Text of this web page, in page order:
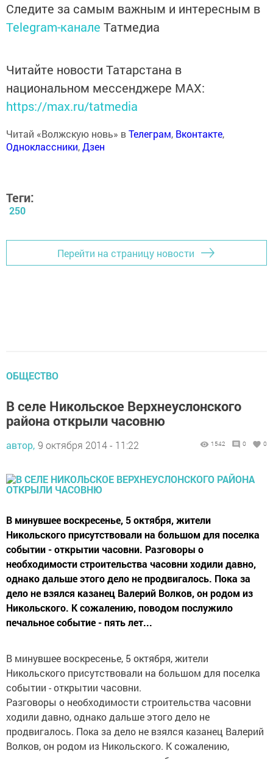
Следите за самым важным и интересным в
Telegram-канале Татмедиа
Читайте новости Татарстана в
национальном мессенджере MАХ:
https://max.ru/tatmedia
Читай «Волжскую новь» вТелеграм, Вконтакте,
Одноклассники,Дзен
Теги:
250
Перейти на страницу новости
ОБЩЕСТВО
В селе Никольское Верхнеуслонского
района открыли часовню
автор, 9 октября 2014 - 11:22 1542 0 0
В минувшее воскресенье, 5 октября, жители
Никольского присутствовали на большом для поселка
событии - открытии часовни. Разговоры о
необходимости строительства часовни ходили давно,
однако дальше этого дело не продвигалось. Пока за
дело не взялся казанец Валерий Волков, он родом из
Никольского. К сожалению, поводом послужило
печальное событие - пять лет...
В минувшее воскресенье, 5 октября, жители
Никольского присутствовали на большом для поселка
событии - открытии часовни.
Разговоры о необходимости строительства часовни
ходили давно, однако дальше этого дело не
продвигалось. Пока за дело не взялся казанец Валерий
Волков, он родом из Никольского. К сожалению,